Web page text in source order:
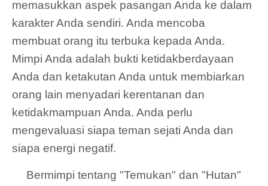
memasukkan aspek pasangan Anda ke dalam
karakter Anda sendiri. Anda mencoba
membuat orang itu terbuka kepada Anda.
Mimpi Anda adalah bukti ketidakberdayaan
Anda dan ketakutan Anda untuk membiarkan
orang lain menyadari kerentanan dan
ketidakmampuan Anda. Anda perlu
mengevaluasi siapa teman sejati Anda dan
siapa energi negatif.
Bermimpi tentang "Temukan" dan "Hutan"